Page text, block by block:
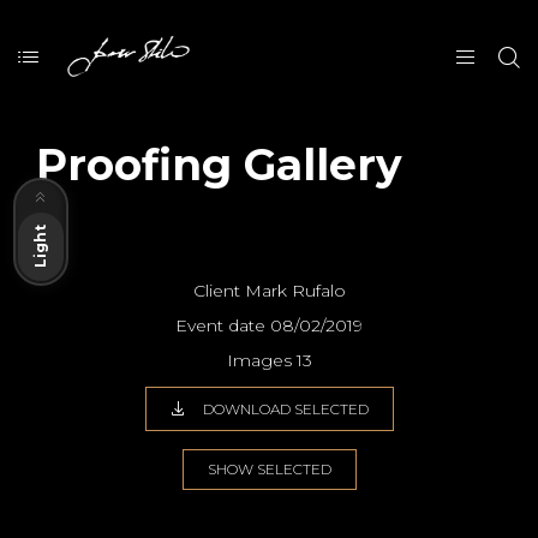
Proofing Gallery
Client Mark Rufalo
Event date 08/02/2019
Images 13
DOWNLOAD SELECTED
SHOW SELECTED
Light
Dark